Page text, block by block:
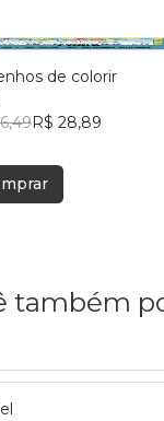
de colorir
R$ 28,89
também